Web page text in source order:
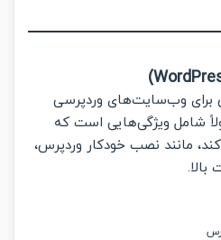
وردپرسی
است که
نصب خودکار وردپرس،